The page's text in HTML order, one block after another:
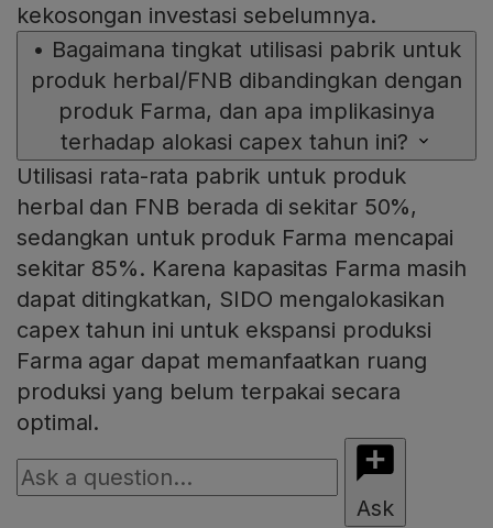
kekosongan investasi sebelumnya.
• Bagaimana tingkat utilisasi pabrik untuk
produk herbal/FNB dibandingkan dengan
produk Farma, dan apa implikasinya
terhadap alokasi capex tahun ini?
Utilisasi rata-rata pabrik untuk produk
herbal dan FNB berada di sekitar 50%,
sedangkan untuk produk Farma mencapai
sekitar 85%. Karena kapasitas Farma masih
dapat ditingkatkan, SIDO mengalokasikan
capex tahun ini untuk ekspansi produksi
Farma agar dapat memanfaatkan ruang
produksi yang belum terpakai secara
optimal.
Ask